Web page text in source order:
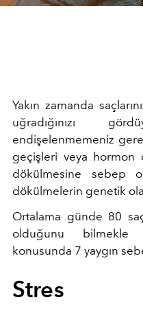
Yakın zamanda
uğradığınızı
endişelenmemeniz
geçişleri veya hormon
dökülmesine sebep
dökülmelerin genetik
Ortalama günde 80
olduğunu bilmekle
konusunda 7 yaygın
Stres